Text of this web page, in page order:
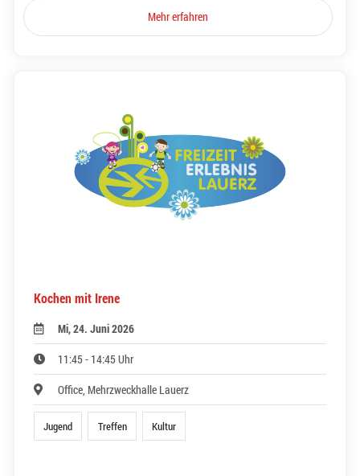
Mehr erfahren
Kochen mit Irene
Mi, 24. Juni 2026
11:45 - 14:45 Uhr
Office, Mehrzweckhalle Lauerz
Jugend Treffen Kultur